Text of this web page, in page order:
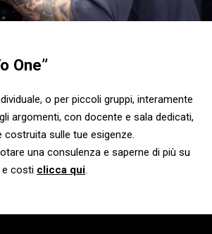
One”
o per piccoli gruppi, interamente
argomenti, con docente e sala dedicati,
sulle tue esigenze.
una consulenza e saperne di più su
e costi clicca qui.